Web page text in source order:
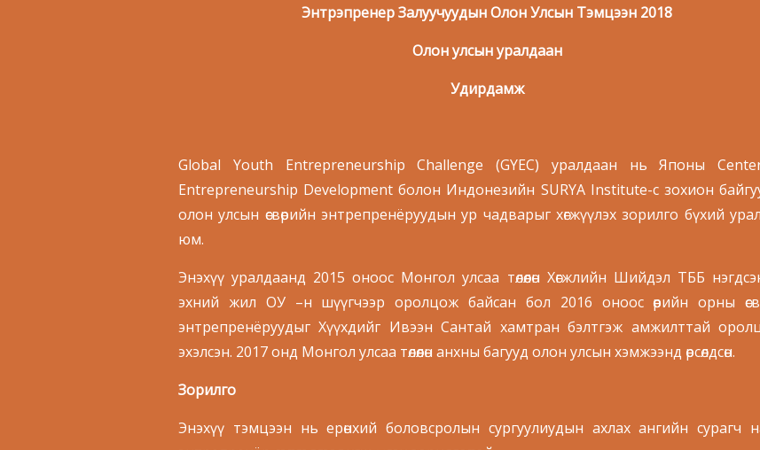
Энтрэпренер Залуучуудын Олон Улсын Тэмцээн 2018
Олон улсын уралдаан
Удирдамж
Global Youth Entrepreneurship Challenge (GYEC) уралдаан нь Японы
Entrepreneurship Development болон Индонезийн SURYA Institute-с зохион
олон улсын өсвөрийн энтрепренёруудын ур чадварыг хөгжүүлэх зорилго бүхий
юм.
Энэхүү уралдаанд 2015 оноос Монгол улсаа төлөөлөн Хөгжлийн Шийдэл ТББ нэгдсэн
эхний жил ОУ –н шүүгчээр оролцож байсан бол 2016 оноос өөрийн орны
энтрепренёруудыг Хүүхдийг Ивээн Сантай хамтран бэлтгэж амжилттай
эхэлсэн. 2017 онд Монгол улсаа төлөөлөн анхны багууд олон улсын хэмжээнд өрсөлдсөн.
Зорилго
Энэхүү тэмцээн нь ерөнхий боловсролын сургуулиудын ахлах ангийн сурагч